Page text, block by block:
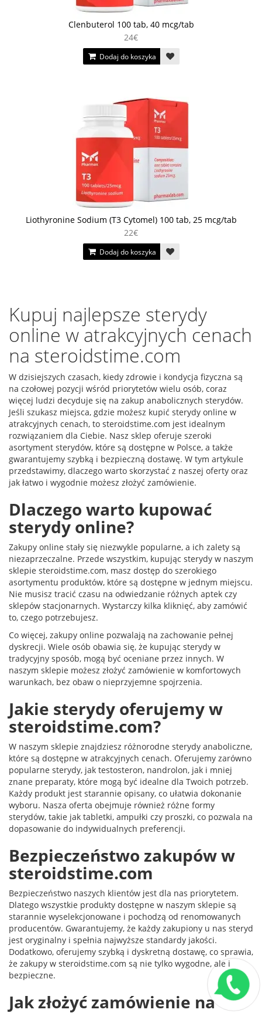
Clenbuterol 100 tab, 40 mcg/tab
24€
Dodaj do koszyka
Liothyronine Sodium (T3 Cytomel) 100 tab, 25 mcg/tab
22€
Dodaj do koszyka
Kupuj najlepsze sterydy
online w atrakcyjnych cenach
na steroidstime.com
W dzisiejszych czasach, kiedy zdrowie i kondycja fizyczna są
na czołowej pozycji wśród priorytetów wielu osób, coraz
więcej ludzi decyduje się na zakup anabolicznych sterydów.
Jeśli szukasz miejsca, gdzie możesz kupić sterydy online w
atrakcyjnych cenach, to steroidstime.com jest idealnym
rozwiązaniem dla Ciebie. Nasz sklep oferuje szeroki
asortyment sterydów, które są dostępne w Polsce, a także
gwarantujemy szybką i bezpieczną dostawę. W tym artykule
przedstawimy, dlaczego warto skorzystać z naszej oferty oraz
jak łatwo i wygodnie możesz złożyć zamówienie.
Dlaczego warto kupować
sterydy online?
Zakupy online stały się niezwykle popularne, a ich zalety są
niezaprzeczalne. Przede wszystkim, kupując sterydy w naszym
sklepie steroidstime.com, masz dostęp do szerokiego
asortymentu produktów, które są dostępne w jednym miejscu.
Nie musisz tracić czasu na odwiedzanie różnych aptek czy
sklepów stacjonarnych. Wystarczy kilka kliknięć, aby zamówić
to, czego potrzebujesz.
Co więcej, zakupy online pozwalają na zachowanie pełnej
dyskrecji. Wiele osób obawia się, że kupując sterydy w
tradycyjny sposób, mogą być oceniane przez innych. W
naszym sklepie możesz złożyć zamówienie w komfortowych
warunkach, bez obaw o nieprzyjemne spojrzenia.
Jakie sterydy oferujemy w
steroidstime.com?
W naszym sklepie znajdziesz różnorodne sterydy anaboliczne,
które są dostępne w atrakcyjnych cenach. Oferujemy zarówno
popularne sterydy, jak testosteron, nandrolon, jak i mniej
znane preparaty, które mogą być idealne dla Twoich potrzeb.
Każdy produkt jest starannie opisany, co ułatwia dokonanie
wyboru. Nasza oferta obejmuje również różne formy
sterydów, takie jak tabletki, ampułki czy proszki, co pozwala na
dopasowanie do indywidualnych preferencji.
Bezpieczeństwo zakupów w
steroidstime.com
Bezpieczeństwo naszych klientów jest dla nas priorytetem.
Dlatego wszystkie produkty dostępne w naszym sklepie są
starannie wyselekcjonowane i pochodzą od renomowanych
producentów. Gwarantujemy, że każdy zakupiony u nas steryd
jest oryginalny i spełnia najwyższe standardy jakości.
Dodatkowo, oferujemy szybką i dyskretną dostawę, co sprawia,
że zakupy w steroidstime.com są nie tylko wygodne, ale i
bezpieczne.
Jak złożyć zamówienie na